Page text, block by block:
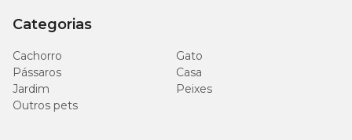
Categorias
Cachorro
Gato
Pássaros
Casa
Jardim
Peixes
Outros pets